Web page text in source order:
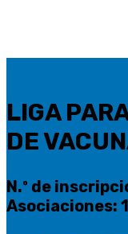
LIGA
DE
N.º de
Asociaciones: